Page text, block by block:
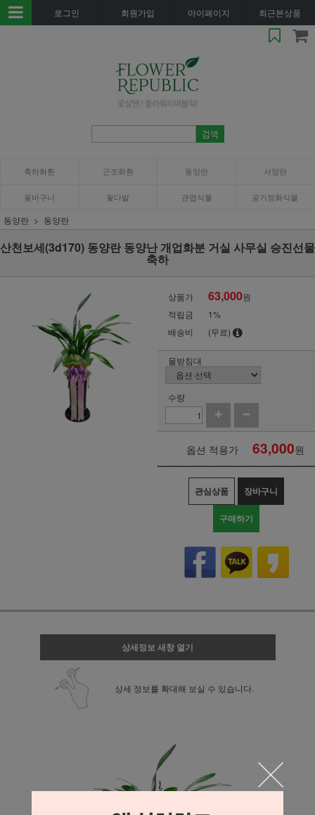
로그인 회원가입 마이페이지 최근본상품
축하화환 근조화환 동양란 서양란
꽃바구니 꽃다발 관엽식물 공기정화식물
동양란 동양란
산천보세(3d170) 동양란 동양난 개업화분 거실 사무실 승진선물
축하
상품가 63,000원
적립금
1%
배송비
(무료)
물받침대
수량
옵션 적용가 63,000원
관심상품 장바구니
구매하기
상세정보 새창 열기
상세 정보를 확대해 보실 수 있습니다.